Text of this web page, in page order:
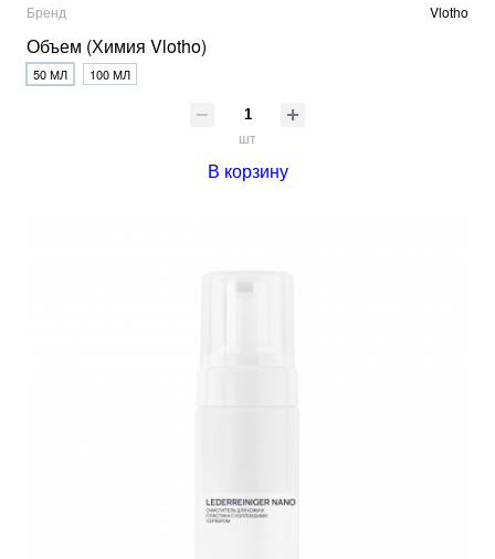
Бренд Vlotho
Объем (Химия Vlotho)
50 МЛ 100 МЛ
шт
В корзину